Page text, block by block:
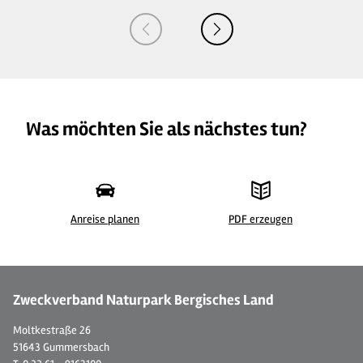
Was möchten Sie als nächstes tun?
Anreise planen PDF erzeugen
Zweckverband Naturpark Bergisches Land
Moltkestraße 26
51643 Gummersbach